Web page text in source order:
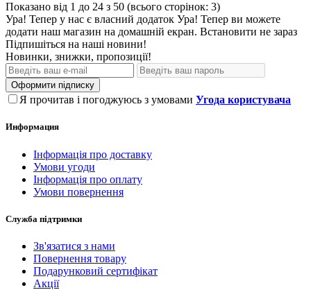
Показано від 1 до 24 з 50 (всього сторінок: 3)
Ура! Тепер у нас є власний додаток Ура! Тепер ви можете
додати наш магазин на домашній екран. Встановити не зараз
Підпишіться на наші новини!
Новинки, знижки, пропозиції!
Оформити підписку
Я прочитав і погоджуюсь з умовами Угода користувача
Информация
Інформація про доставку
Умови угоди
Інформація про оплату
Умови повернення
Служба підтримки
Зв'язатися з нами
Повернення товару
Подарунковий сертифікат
Акції